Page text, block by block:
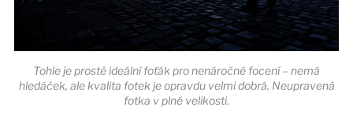
Tohle je prostě ideální foťák pro nenáročné focení – nemá
hledáček, ale kvalita fotek je opravdu velmi dobrá. Neupravená
fotka v plné velikosti.